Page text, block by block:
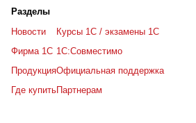
Разделы
Новости
Фирма 1С
Продукция
Где купить
Курсы 1С / экзамены 1С
1С:Совместимо
Официальная поддержка
Партнерам